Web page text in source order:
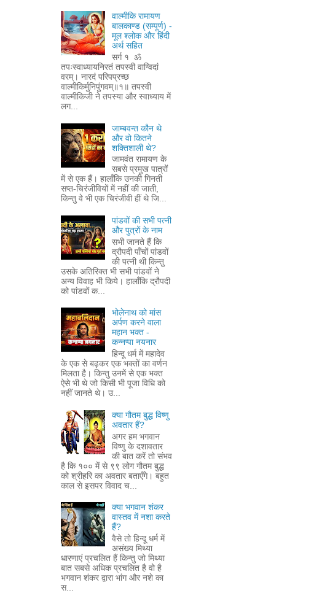
वाल्मीकि रामायण
बालकाण्ड (सम्पूर्ण) -
मूल श्लोक और हिंदी
अर्थ सहित
सर्ग १ ॐ
तपःस्वाध्यायनिरतं तपस्वी वाग्विदां
वरम्। नारदं परिपप्रच्छ
वाल्मीकिर्मुनिपुंगवम्॥१॥ तपस्वी
वाल्मीकिजी ने तपस्या और स्वाध्याय में
लग...
जाम्बवन्त कौन थे
और वो कितने
शक्तिशाली थे?
जामवंत रामायण के
सबसे प्रमुख पात्रों
में से एक हैं। हालाँकि उनकी गिनती
सप्त-चिरंजीवियों में नहीं की जाती,
किन्तु वे भी एक चिरंजीवी हीं थे जि...
पांडवों की सभी पत्नी
और पुत्रों के नाम
सभी जानते हैं कि
द्रौपदी पाँचों पांडवों
की पत्नी थी किन्तु
उसके अतिरिक्त भी सभी पांडवों ने
अन्य विवाह भी किये। हालाँकि द्रौपदी
को पांडवों क...
भोलेनाथ को मांस
अर्पण करने वाला
महान भक्त -
कन्नप्पा नयनार
हिन्दू धर्म में महादेव
के एक से बढ़कर एक भक्तों का वर्णन
मिलता है। किन्तु उनमें से एक भक्त
ऐसे भी थे जो किसी भी पूजा विधि को
नहीं जानते थे। उ...
क्या गौतम बुद्ध विष्णु
अवतार हैं?
अगर हम भगवान
विष्णु के दशावतार
की बात करें तो संभव
है कि १०० में से ९९ लोग गौतम बुद्ध
को श्रीहरि का अवतार बताएँगे। बहुत
काल से इसपर विवाद च...
क्या भगवान शंकर
वास्तव में नशा करते
हैं?
वैसे तो हिन्दू धर्म में
असंख्य मिथ्या
धारणाएं प्रचलित हैं किन्तु जो मिथ्या
बात सबसे अधिक प्रचलित है वो है
भगवान शंकर द्वारा भांग और नशे का
स...